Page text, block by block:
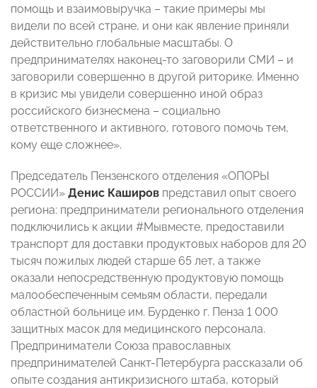
помощь и взаимовыручка – такие примеры мы
видели по всей стране, и они как явление приняли
действительно глобальные масштабы. О
предпринимателях наконец-то заговорили СМИ – и
заговорили совершенно в другой риторике. Именно
в кризис мы увидели совершенно иной образ
российского бизнесмена – социально
ответственного и активного, готового помочь тем,
кому еще сложнее».
Председатель Пензенского отделения «ОПОРЫ
РОССИИ» Денис Каширов представил опыт своего
региона: предприниматели регионального отделения
подключились к акции #Мывместе, предоставили
транспорт для доставки продуктовых наборов для 20
тысяч пожилых людей старше 65 лет, а также
оказали непосредственную продуктовую помощь
малообеспеченным семьям области, передали
областной больнице им. Бурденко г. Пенза 1 000
защитных масок для медицинского персонала.
Предприниматели Союза православных
предпринимателей Санкт-Петербурга рассказали об
опыте создания антикризисного штаба, который